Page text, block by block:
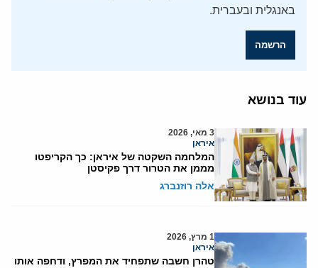
באנגלית ובעברית.
הרשמה
עוד בנושא
3 מאי, 2026
איראן
המלחמה השקטה של איראן: כך הקריפטו
מממן את הטרור דרך פקיסטן
אלה רוזנברג
1 מרץ, 2026
איראן
טהרן חשבה שתפחיד את המפרץ, ודחפה אותו